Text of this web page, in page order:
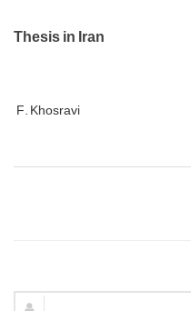
Thesis in Iran
F. Khosravi